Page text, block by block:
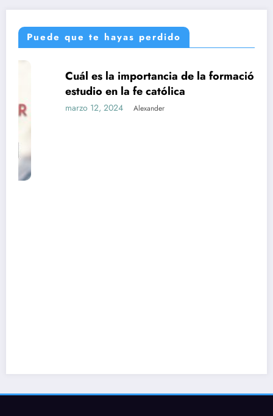
Puede que te hayas perdido
UNCATEGORIZED
Cuál es la importancia de la formación y el
estudio en la fe católica
marzo 12, 2024 Alexander